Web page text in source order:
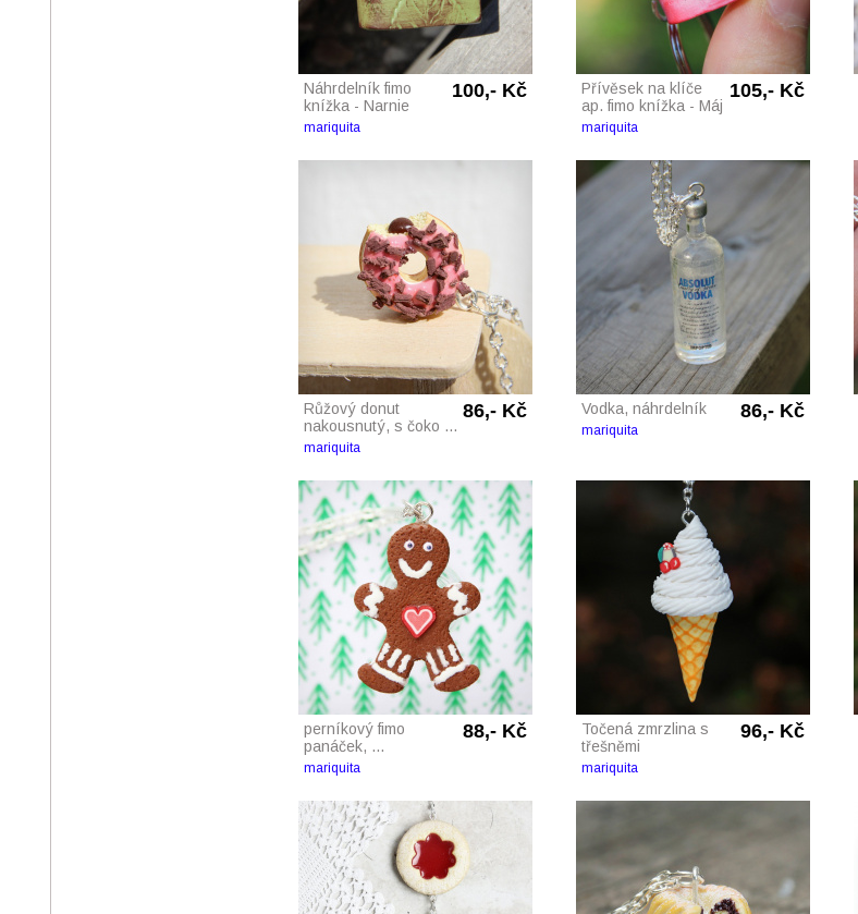
Náhrdelník fimo
knížka - Narnie
100,- Kč
mariquita
Přívěsek na klíče
ap. fimo knížka - Máj
105,- Kč
mariquita
Růžový donut
nakousnutý, s čoko ...
86,- Kč
mariquita
Vodka, náhrdelník 86,- Kč
mariquita
perníkový fimo
panáček, ...
88,- Kč
mariquita
Točená zmrzlina s
třešněmi
96,- Kč
mariquita